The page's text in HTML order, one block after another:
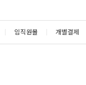
임직원몰 개별결제